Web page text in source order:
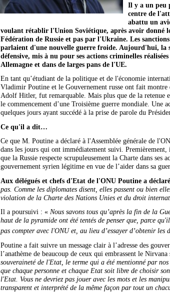
Il y a un peu
centre de
abattu un
voulant rétablir l'Union Soviétique, après avoir donné
Fédération de Russie et pas par l'Ukraine. Les
parlaient d'une nouvelle guerre froide. Aujourd'hui, la
défensive, mis à nu pour ses actions criminelles
Allemagne et dans de larges pans de l'UE.
En tant qu’étudiant de la politique et de l'économie
Vladimir Poutine et le Gouvernement russe ont fait
Adolf Hitler, fut remarquable. Mais plus que de la retenue
le commencement d’une Troisième guerre mondiale. Une
quelques jours ayant succédé à la prise de parole du
Ce qu'il a dit…
Ce que M. Poutine a déclaré à l'Assemblée générale de
dans les jours qui ont immédiatement suivi.
que la Russie respecte scrupuleusement la Charte dans
gouvernement syrien légitime en vue de l’aider dans sa
Aux délégués et chefs d'Etat de l'ONU Poutine a
pas. Comme les diplomates disent, elles passent ou bien
violation de la Charte des Nations Unies et du droit
Il a poursuivi : « Nous savons tous qu’après la fin de la
haut de la pyramide ont été tentés de penser que, parce
pas compter avec l'ONU et, au lieu d’essayer d’obtenir
Poutine a fait suivre un message clair à l’adresse des
l’anathème de beaucoup de ceux qui embrassent le
souveraineté de l'Etat, le terme qui a été mentionné par
que chaque personne et chaque Etat soit libre de choisir
l'Etat. Vous ne devriez pas jouer avec les mots et les
transparent et interprété de la même façon par tout un